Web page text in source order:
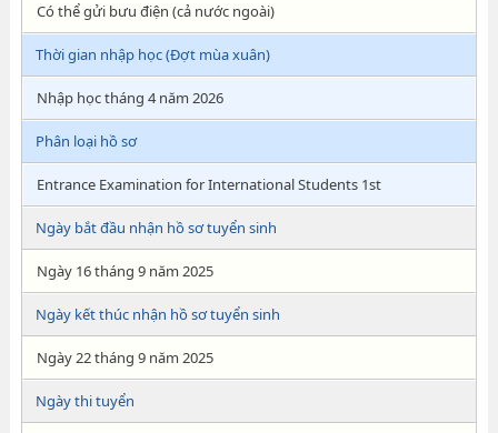
Có thể gửi bưu điện (cả nước ngoài)
Thời gian nhập học (Đợt mùa xuân)
Nhập học tháng 4 năm 2026
Phân loại hồ sơ
Entrance Examination for International Students 1st
Ngày bắt đầu nhận hồ sơ tuyển sinh
Ngày 16 tháng 9 năm 2025
Ngày kết thúc nhận hồ sơ tuyển sinh
Ngày 22 tháng 9 năm 2025
Ngày thi tuyển